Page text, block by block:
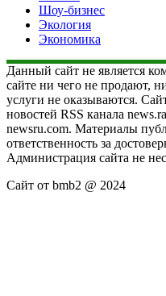
Шоу-бизнес
Экология
Экономика
Данный сайт не является
сайте ни чего не продают,
услуги не оказываются.
новостей RSS канала
newsru.com. Материалы
ответственность за
Администрация сайта не
Сайт от bmb2 @ 2024